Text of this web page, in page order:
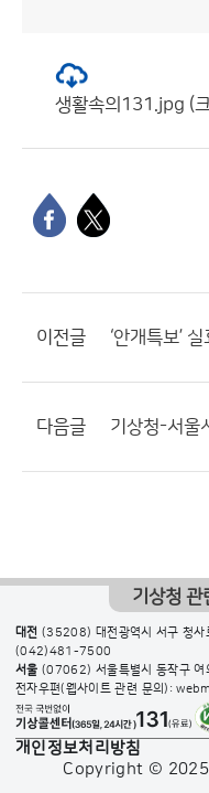
생활속의131.jpg (
이전글 ‘안개특보’
다음글 기상청-서울
기상청 관
대전 (35208) 대전광역시 서구 청
(042)481-7500
서울 (07062) 서울특별시 동작구
전자우편(웹사이트 관련 문의):
개인정보처리방침
Copyright © 2025